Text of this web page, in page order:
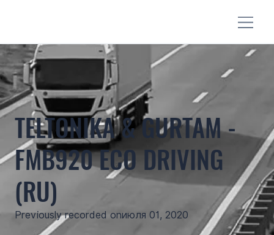
TELTONIKA & GURTAM -
FMB920 ECO DRIVING
(RU)
Previously recorded onиюля 01, 2020